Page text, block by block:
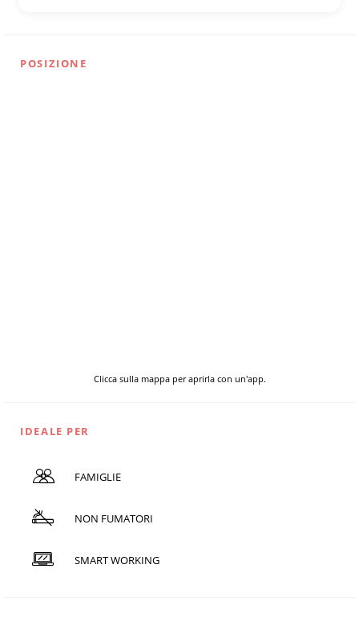
POSIZIONE
Clicca sulla mappa per aprirla con un'app.
IDEALE PER
FAMIGLIE
NON FUMATORI
SMART WORKING